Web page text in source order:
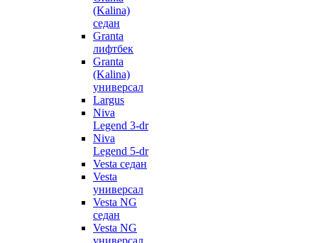
(Kalina)
седан
Granta
лифтбек
Granta
(Kalina)
универсал
Largus
Niva
Legend 3-dr
Niva
Legend 5-dr
Vesta седан
Vesta
универсал
Vesta NG
седан
Vesta NG
универсал